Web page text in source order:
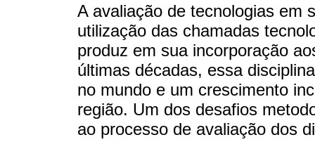
A avaliação de tecnologias em
utilização das chamadas
produz em sua incorporação
últimas décadas, essa
no mundo e um crescimento
região. Um dos desafios
ao processo de avaliação dos